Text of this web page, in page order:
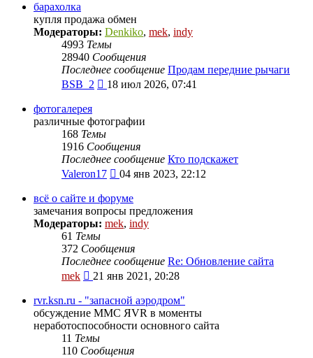
сообщению
барахолка
купля продажа обмен
Модераторы: Denkiko, mek, indy
4993 Темы
28940 Сообщения
Последнее сообщение Продам передние рычаги
BSB_2
Перейти
сообщению
18 июл 2026, 07:41
фотогалерея
различные фотографии
168 Темы
1916 Сообщения
Последнее сообщение Кто подскажет
Valeron17
Перейти
последнему
сообщению
04 янв 2023, 22:12
всё о сайте и форуме
замечания вопросы предложения
Модераторы: mek, indy
61 Темы
372 Сообщения
Последнее сообщение Re: Обновление сайта
mek
Перейти
последнему
сообщению
21 янв 2021, 20:28
rvr.ksn.ru - "запасной аэродром"
обсуждение ММС ЯVR в моменты
неработоспособности основного сайта
11 Темы
110 Сообщения